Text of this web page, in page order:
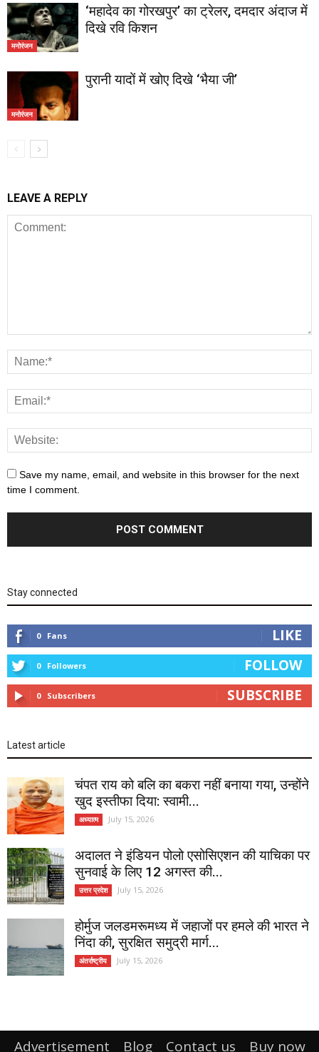
मनोरंजन
‘महादेव का गोरखपुर’ का ट्रेलर, दमदार अंदाज में
दिखे रवि किशन
मनोरंजन
पुरानी यादों में खोए दिखे ‘भैया जी’
LEAVE A REPLY
Save my name, email, and website in this browser for the next
time I comment.
Stay connected
0 Fans LIKE
0 Followers FOLLOW
0 Subscribers SUBSCRIBE
Latest article
चंपत राय को बलि का बकरा नहीं बनाया गया, उन्होंने
खुद इस्तीफा दिया: स्वामी...
अध्यात्म July 15, 2026
अदालत ने इंडियन पोलो एसोसिएशन की याचिका पर
सुनवाई के लिए 12 अगस्त की...
उत्तर प्रदेश July 15, 2026
होर्मुज जलडमरूमध्य में जहाजों पर हमले की भारत ने
निंदा की, सुरक्षित समुद्री मार्ग...
अंतर्राष्ट्रीय July 15, 2026
Advertisement Blog Contact us Buy now